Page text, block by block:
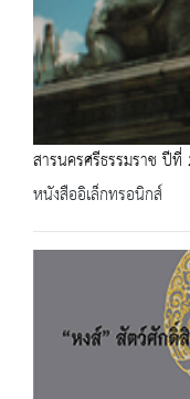
สารนครศรีธรรมราช ปี
หนังสืออิเล็กทรอนิกส์